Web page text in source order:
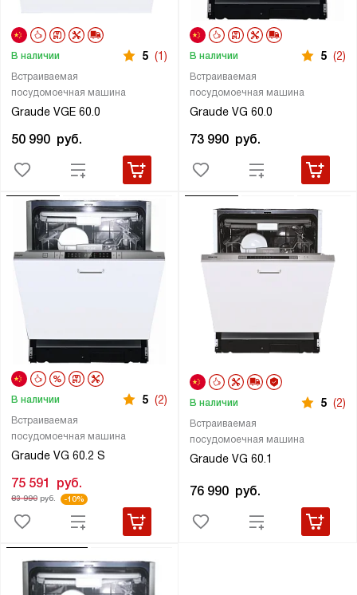
Встраиваемая
посудомоечная машина
Graude VGE 60.0
В наличии 5 (1)
50 990 руб.
Встраиваемая
посудомоечная машина
Graude VG 60.0
В наличии 5 (2)
73 990 руб.
Встраиваемая
посудомоечная машина
Graude VG 60.2 S
В наличии 5 (2)
75 591 руб.
83 990руб. -10%
Встраиваемая
посудомоечная машина
Graude VG 60.1
В наличии 5 (2)
76 990 руб.